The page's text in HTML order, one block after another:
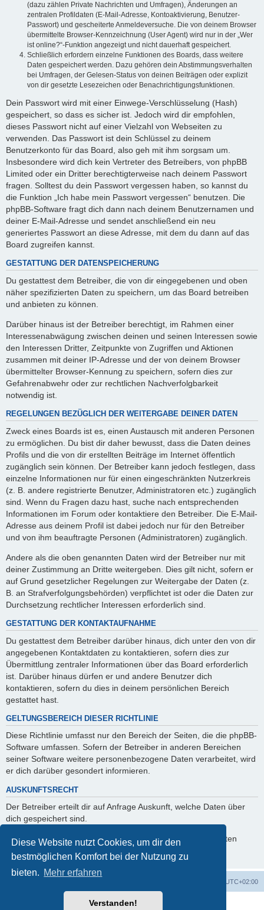
Diese Website nutzt Cookies, um dir den
bestmöglichen Komfort bei der Nutzung zu
bieten. Mehr erfahren
Verstanden!
(dazu zählen Private Nachrichten und Umfragen), Änderungen an
zentralen Profildaten (E-Mail-Adresse, Kontoaktivierung, Benutzer-
Passwort) und gescheiterte Anmeldeversuche. Die von deinem Browser
übermittelte Browser-Kennzeichnung (User Agent) wird nur in der „Wer
ist online?“-Funktion angezeigt und nicht dauerhaft gespeichert.
Schließlich erfordern einzelne Funktionen des Boards, dass weitere
Daten gespeichert werden. Dazu gehören dein Abstimmungsverhalten
bei Umfragen, der Gelesen-Status von deinen Beiträgen oder explizit
von dir gesetzte Lesezeichen oder Benachrichtigungsfunktionen.
Dein Passwort wird mit einer Einwege-Verschlüsselung (Hash)
gespeichert, so dass es sicher ist. Jedoch wird dir empfohlen,
dieses Passwort nicht auf einer Vielzahl von Webseiten zu
verwenden. Das Passwort ist dein Schlüssel zu deinem
Benutzerkonto für das Board, also geh mit ihm sorgsam um.
Insbesondere wird dich kein Vertreter des Betreibers, von phpBB
Limited oder ein Dritter berechtigterweise nach deinem Passwort
fragen. Solltest du dein Passwort vergessen haben, so kannst du
die Funktion „Ich habe mein Passwort vergessen“ benutzen. Die
phpBB-Software fragt dich dann nach deinem Benutzernamen und
deiner E-Mail-Adresse und sendet anschließend ein neu
generiertes Passwort an diese Adresse, mit dem du dann auf das
Board zugreifen kannst.
GESTATTUNG DER DATENSPEICHERUNG
Du gestattest dem Betreiber, die von dir eingegebenen und oben
näher spezifizierten Daten zu speichern, um das Board betreiben
und anbieten zu können.
Darüber hinaus ist der Betreiber berechtigt, im Rahmen einer
Interessenabwägung zwischen deinen und seinen Interessen sowie
den Interessen Dritter, Zeitpunkte von Zugriffen und Aktionen
zusammen mit deiner IP-Adresse und der von deinem Browser
übermittelter Browser-Kennung zu speichern, sofern dies zur
Gefahrenabwehr oder zur rechtlichen Nachverfolgbarkeit
notwendig ist.
REGELUNGEN BEZÜGLICH DER WEITERGABE DEINER DATEN
Zweck eines Boards ist es, einen Austausch mit anderen Personen
zu ermöglichen. Du bist dir daher bewusst, dass die Daten deines
Profils und die von dir erstellten Beiträge im Internet öffentlich
zugänglich sein können. Der Betreiber kann jedoch festlegen, dass
einzelne Informationen nur für einen eingeschränkten Nutzerkreis
(z. B. andere registrierte Benutzer, Administratoren etc.) zugänglich
sind. Wenn du Fragen dazu hast, suche nach entsprechenden
Informationen im Forum oder kontaktiere den Betreiber. Die E-Mail-
Adresse aus deinem Profil ist dabei jedoch nur für den Betreiber
und von ihm beauftragte Personen (Administratoren) zugänglich.
Andere als die oben genannten Daten wird der Betreiber nur mit
deiner Zustimmung an Dritte weitergeben. Dies gilt nicht, sofern er
auf Grund gesetzlicher Regelungen zur Weitergabe der Daten (z.
B. an Strafverfolgungsbehörden) verpflichtet ist oder die Daten zur
Durchsetzung rechtlicher Interessen erforderlich sind.
GESTATTUNG DER KONTAKTAUFNAHME
Du gestattest dem Betreiber darüber hinaus, dich unter den von dir
angegebenen Kontaktdaten zu kontaktieren, sofern dies zur
Übermittlung zentraler Informationen über das Board erforderlich
ist. Darüber hinaus dürfen er und andere Benutzer dich
kontaktieren, sofern du dies in deinem persönlichen Bereich
gestattet hast.
GELTUNGSBEREICH DIESER RICHTLINIE
Diese Richtlinie umfasst nur den Bereich der Seiten, die die phpBB-
Software umfassen. Sofern der Betreiber in anderen Bereichen
seiner Software weitere personenbezogene Daten verarbeitet, wird
er dich darüber gesondert informieren.
AUSKUNFTSRECHT
Der Betreiber erteilt dir auf Anfrage Auskunft, welche Daten über
dich gespeichert sind.
Du kannst jederzeit die Löschung bzw. Sperrung deiner Daten
verlangen. Kontaktiere hierzu bitte den Betreiber.
UTC+02:00
Powered byphpBB® Forum Software © phpBB Limited